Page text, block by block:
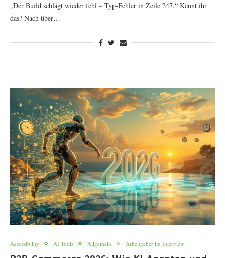
„Der Build schlägt wieder fehl – Typ-Fehler in Zeile 247.“ Kennt ihr
das? Nach über…
Accessibility AI Tools Allgemein Arbeitgeber im Interview